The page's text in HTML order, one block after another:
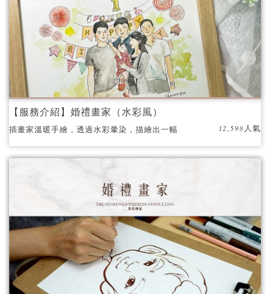
【服務介紹】婚禮畫家（水彩風）
插畫家溫暖手繪，透過水彩暈染，描繪出一幅
12,598人氣